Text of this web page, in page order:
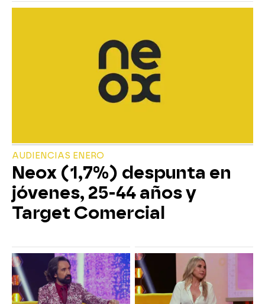
AUDIENCIAS ENERO
Neox (1,7%) despunta en
jóvenes, 25-44 años y
Target Comercial